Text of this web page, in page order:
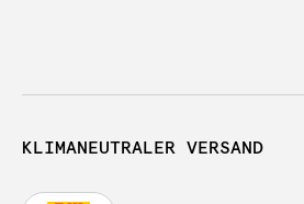
KLIMANEUTRALER VERSAND